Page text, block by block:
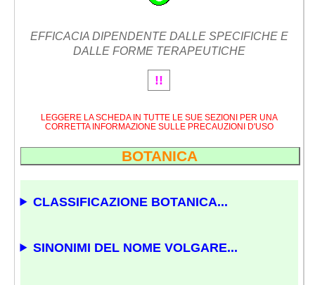
EFFICACIA DIPENDENTE DALLE SPECIFICHE E
DALLE FORME TERAPEUTICHE
!!
LEGGERE LA SCHEDA IN TUTTE LE SUE SEZIONI PER UNA
CORRETTA INFORMAZIONE SULLE PRECAUZIONI D'USO
BOTANICA
CLASSIFICAZIONE BOTANICA...
SINONIMI DEL NOME VOLGARE...